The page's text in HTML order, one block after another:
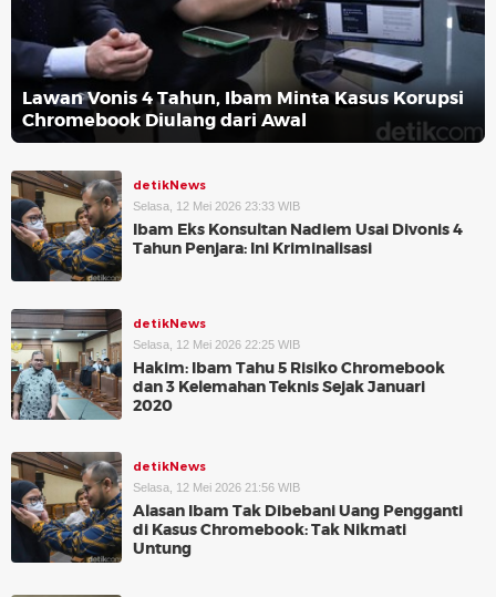
Lawan Vonis 4 Tahun, Ibam Minta Kasus Korupsi
Chromebook Diulang dari Awal
detikNews
Selasa, 12 Mei 2026 23:33 WIB
Ibam Eks Konsultan Nadiem Usai Divonis 4
Tahun Penjara: Ini Kriminalisasi
detikNews
Selasa, 12 Mei 2026 22:25 WIB
Hakim: Ibam Tahu 5 Risiko Chromebook
dan 3 Kelemahan Teknis Sejak Januari
2020
detikNews
Selasa, 12 Mei 2026 21:56 WIB
Alasan Ibam Tak Dibebani Uang Pengganti
di Kasus Chromebook: Tak Nikmati
Untung